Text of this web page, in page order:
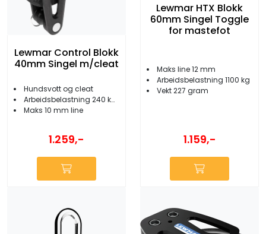
Lewmar Control Blokk
40mm Singel m/cleat
Hundsvott og cleat
Arbeidsbelastning 240 kg/120 kg
Maks 10 mm line
1.259,-
Lewmar HTX Blokk
60mm Singel Toggle
for mastefot
Maks line 12 mm
Arbeidsbelastning 1100 kg
Vekt 227 gram
1.159,-